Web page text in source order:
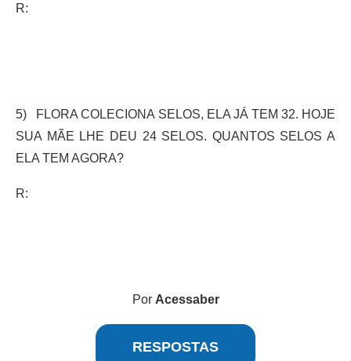
R:
5) FLORA COLECIONA SELOS, ELA JÁ TEM 32. HOJE
SUA MÃE LHE DEU 24 SELOS. QUANTOS SELOS A
ELA TEM AGORA?
R:
Por Acessaber
RESPOSTAS